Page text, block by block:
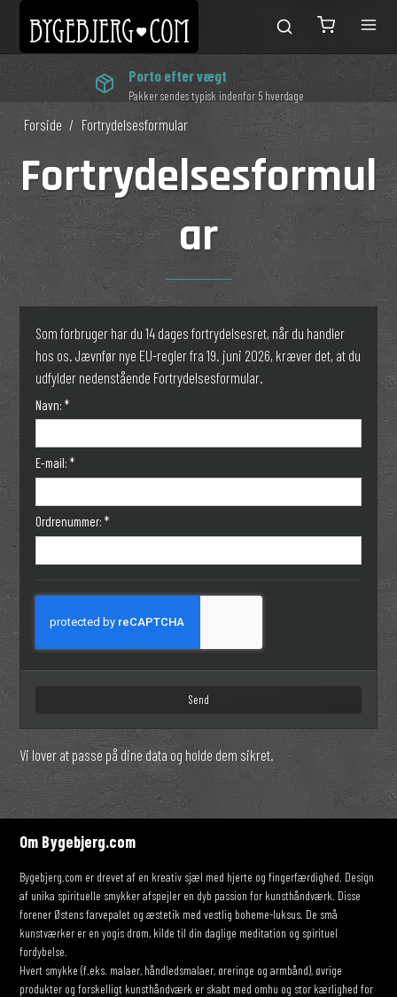
Porto efter vægt
Pakker sendes typisk indenfor 5 hverdage
Forside / Fortrydelsesformular
Fortrydelsesformul
ar
Som forbruger har du 14 dages fortrydelsesret, når du handler
hos os. Jævnfør nye EU-regler fra 19. juni 2026, kræver det, at du
udfylder nedenstående Fortrydelsesformular.
Navn:*
E-mail:*
Ordrenummer:*
Send
Vi lover at passe på dine data og holde dem sikret.
Om Bygebjerg.com
Bygebjerg.com er drevet af en kreativ sjæl med hjerte og fingerfærdighed. Design
af unika spirituelle smykker afspejler en dyb passion for kunsthåndværk. Disse
forener Østens farvepalet og æstetik med vestlig boheme-luksus. De små
kunstværker er en yogis drøm, kilde til din daglige meditation og spirituel
fordybelse.
Hvert smykke (f.eks. malaer, håndledsmalaer, øreringe og armbånd), øvrige
produkter og forskelligt kunsthåndværk er skabt med omhu og stor kærlighed for